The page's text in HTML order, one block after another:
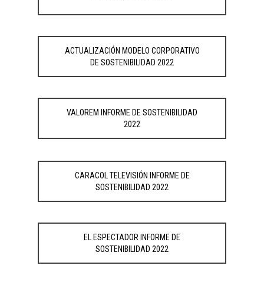
ACTUALIZACIÓN MODELO CORPORATIVO
DE SOSTENIBILIDAD 2022
VALOREM INFORME DE SOSTENIBILIDAD
2022
CARACOL TELEVISIÓN INFORME DE
SOSTENIBILIDAD 2022
EL ESPECTADOR INFORME DE
SOSTENIBILIDAD 2022